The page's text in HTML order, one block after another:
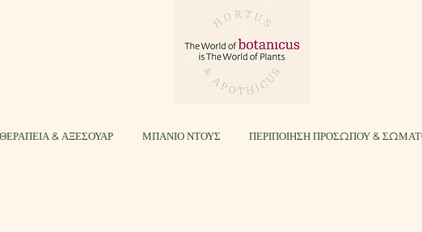
& ΑΞΕΣΟΥΑΡ ΜΠΑΝΙΟ ΝΤΟΥΣ ΠΕΡΙΠΟΙΗΣΗ ΠΡΟΣΩΠΟΥ &